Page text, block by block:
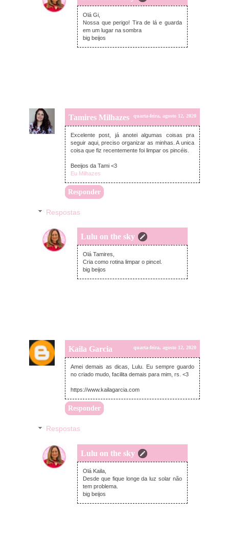
quinta-feira, agosto 13, 2020
Olá Gi,
Nossa que perigo! Tira de lá e guarda
em um lugar na sombra
big beijos
Tamires Milhazes quarta-feira, agosto 12, 2020
Excelente post, já anotei algumas coisas pra
seguir aqui, preciso organizar as minhas. A unica
coisa que fiz recentemente foi limpar os pincéis.
Beeijos da Tami <3
Eu Milhazes
Responder
Respostas
Lulu on the sky
quinta-feira, agosto 13, 2020
Olá Tamires,
Cria como rotina limpar o pincel.
big beijos
Kaila Garcia quarta-feira, agosto 12, 2020
Amei demais as dicas, Lulu. Eu sempre guardo
no criado mudo, facilita demais para mim, rs. <3
https://www.kailagarcia.com
Responder
Respostas
Lulu on the sky
quinta-feira, agosto 13, 2020
Olá Kaila,
Desde que fique longe da luz solar não
tem problema.
big beijos